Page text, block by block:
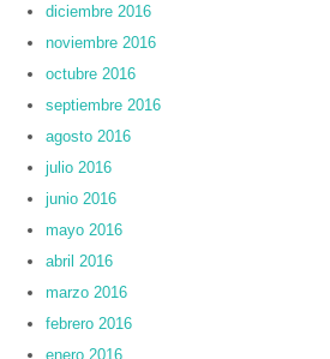
diciembre 2016
noviembre 2016
octubre 2016
septiembre 2016
agosto 2016
julio 2016
junio 2016
mayo 2016
abril 2016
marzo 2016
febrero 2016
enero 2016